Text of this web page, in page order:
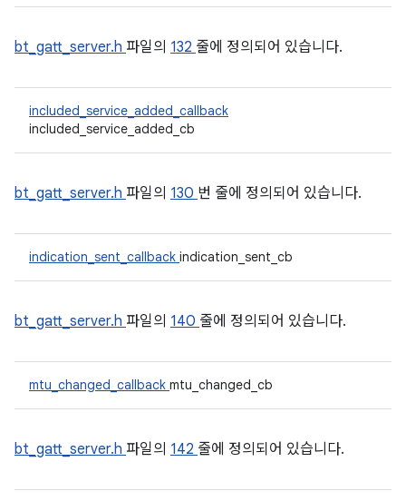
bt_gatt_server.h 파일의 132 줄에 정의되어 있습니다.
included_service_added_callback
included_service_added_cb
bt_gatt_server.h 파일의 130 번 줄에 정의되어 있습니다.
indication_sent_callback indication_sent_cb
bt_gatt_server.h 파일의 140 줄에 정의되어 있습니다.
mtu_changed_callback mtu_changed_cb
bt_gatt_server.h 파일의 142 줄에 정의되어 있습니다.